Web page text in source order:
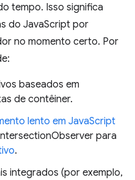
tempo. Isso significa
do JavaScript por
no momento certo. Por
baseados em
de contêiner.
lento em JavaScript
para
.
integrados (por exemplo,